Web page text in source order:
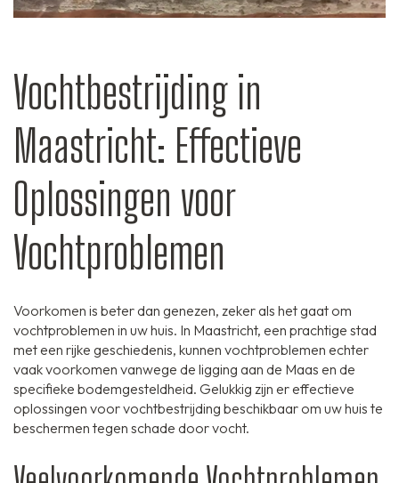
Vochtbestrijding in
Maastricht: Effectieve
Oplossingen voor
Vochtproblemen
Voorkomen is beter dan genezen, zeker als het gaat om
vochtproblemen in uw huis. In Maastricht, een prachtige stad
met een rijke geschiedenis, kunnen vochtproblemen echter
vaak voorkomen vanwege de ligging aan de Maas en de
specifieke bodemgesteldheid. Gelukkig zijn er effectieve
oplossingen voor vochtbestrijding beschikbaar om uw huis te
beschermen tegen schade door vocht.